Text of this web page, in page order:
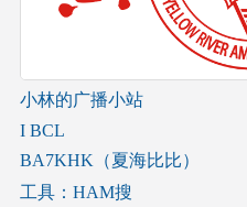
小林的广播小站
I BCL
BA7KHK（夏海比比）
工具：HAM搜